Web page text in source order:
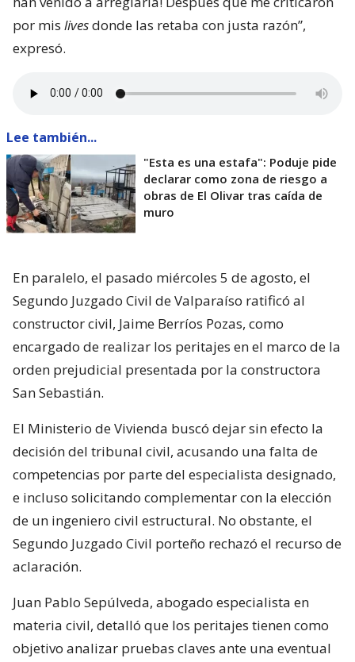
por mis livesdonde las retaba con justa razón”,
expresó.
Lee también...
"Esta es una estafa": Poduje pide
declarar como zona de riesgo a
obras de El Olivar tras caída de
muro
En paralelo, el pasado miércoles 5 de agosto, el
Segundo Juzgado Civil de Valparaíso ratificó al
constructor civil, Jaime Berríos Pozas, como
encargado de realizar los peritajes en el marco de la
orden prejudicial presentada por la constructora
San Sebastián.
El Ministerio de Vivienda buscó dejar sin efecto la
decisión del tribunal civil, acusando una falta de
competencias por parte del especialista designado,
e incluso solicitando complementar con la elección
de un ingeniero civil estructural. No obstante, el
Segundo Juzgado Civil porteño rechazó el recurso de
aclaración.
Juan Pablo Sepúlveda, abogado especialista en
materia civil, detalló que los peritajes tienen como
objetivo analizar pruebas claves ante una eventual